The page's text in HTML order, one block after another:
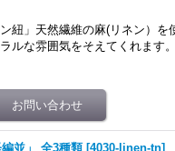
紐」天然繊維の麻(リネン）
ルな雰囲気をそえてくれます
並」 全3種類 [4030-linen-tn]